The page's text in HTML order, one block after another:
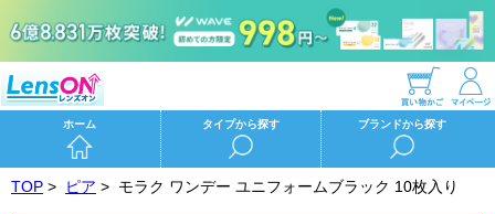
ホーム タイプから探す ブランドから探す
TOP > ピア > モラク ワンデー ユニフォームブラック 10枚入り